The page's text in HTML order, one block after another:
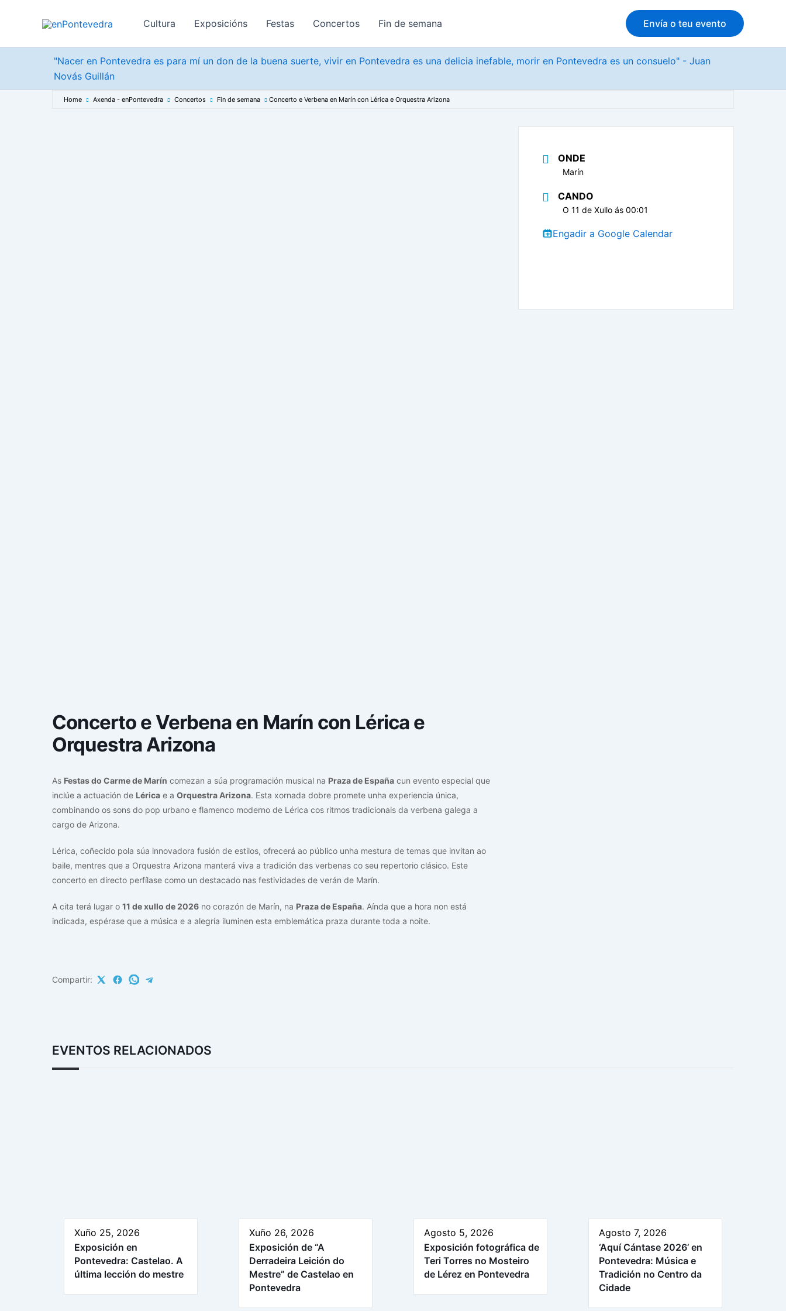
Cultura Exposicións Festas Concertos Fin de semana Envía o teu evento
"Nacer en Pontevedra es para mí un don de la buena suerte, vivir en Pontevedra es una delicia inefable, morir en Pontevedra es un consuelo" - Juan
Novás Guillán
Home Axenda - enPontevedra Concertos Fin de semana Concerto e Verbena en Marín con Lérica e Orquestra Arizona
Concerto e Verbena en Marín con Lérica e
Orquestra Arizona
As Festas do Carme de Marín comezan a súa programación musical na Praza de España cun evento especial que
inclúe a actuación de Lérica e a Orquestra Arizona. Esta xornada dobre promete unha experiencia única,
combinando os sons do pop urbano e flamenco moderno de Lérica cos ritmos tradicionais da verbena galega a
cargo de Arizona.
Lérica, coñecido pola súa innovadora fusión de estilos, ofrecerá ao público unha mestura de temas que invitan ao
baile, mentres que a Orquestra Arizona manterá viva a tradición das verbenas co seu repertorio clásico. Este
concerto en directo perfílase como un destacado nas festividades de verán de Marín.
A cita terá lugar o 11 de xullo de 2026 no corazón de Marín, na Praza de España. Aínda que a hora non está
indicada, espérase que a música e a alegría iluminen esta emblemática praza durante toda a noite.
Compartir:
ONDE
Marín
CANDO
O 11 de Xullo ás 00:01
Engadir a Google Calendar
EVENTOS RELACIONADOS
Xuño 25, 2026
Exposición en
Pontevedra: Castelao. A
última lección do mestre
Xuño 26, 2026
Exposición de “A
Derradeira Leición do
Mestre” de Castelao en
Pontevedra
Agosto 5, 2026
Exposición fotográfica de
Teri Torres no Mosteiro
de Lérez en Pontevedra
Agosto 7, 2026
‘Aquí Cántase 2026’ en
Pontevedra: Música e
Tradición no Centro da
Cidade